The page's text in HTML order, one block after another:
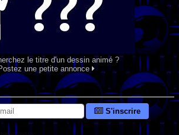
le titre d'un dessin animé ?
une petite annonce
S'inscrire